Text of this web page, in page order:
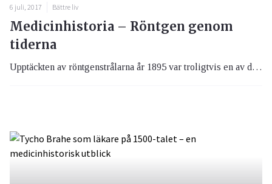
6 juli, 2017 Bättre liv
Medicinhistoria – Röntgen genom
tiderna
Upptäckten av röntgenstrålarna år 1895 var troligtvis en av de största upptäckterna i sjukvårdens historia och har haft oerhörd betydelse i sjukvården såväl för diagnostik som för behandling.